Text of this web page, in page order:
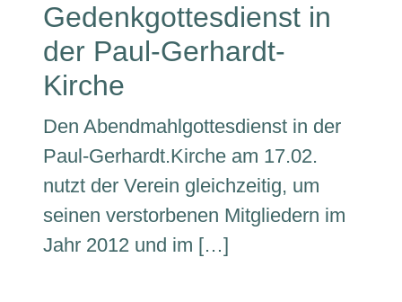
Gedenkgottesdienst in
der Paul-Gerhardt-
Kirche
Den Abendmahlgottesdienst in der
Paul-Gerhardt.Kirche am 17.02.
nutzt der Verein gleichzeitig, um
seinen verstorbenen Mitgliedern im
Jahr 2012 und im […]